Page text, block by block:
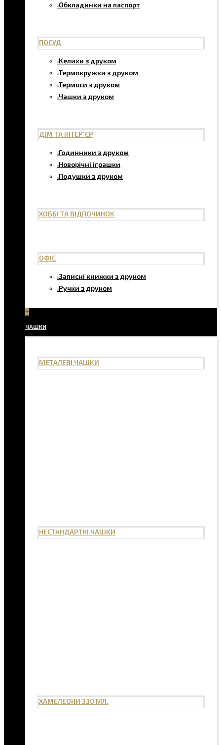
Обкладинки на паспорт
ПОСУД
Келихи з друком
Термокружки з друком
Термоси з друком
Чашки з друком
ДІМ ТА ІНТЕР'ЄР
Годинники з друком
Новорічні іграшки
Подушки з друком
ХОББІ ТА ВІДПОЧИНОК
ОФІС
Записні книжки з друком
Ручки з друком
+
ЧАШКИ
МЕТАЛЕВІ ЧАШКИ
НЕСТАНДАРТНІ ЧАШКИ
ХАМЕЛЕОНИ 330 МЛ.